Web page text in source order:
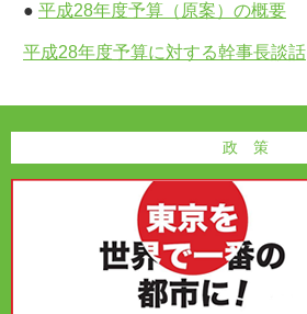
● 平成28年度予算（原案）の概要
平成28年度予算に対する幹事長談話
政 策